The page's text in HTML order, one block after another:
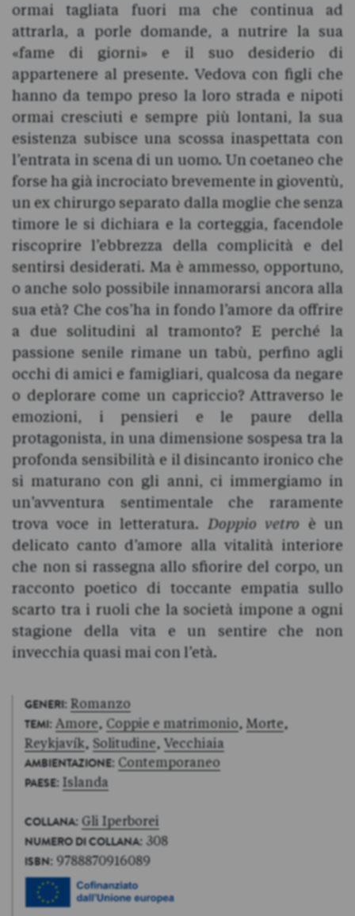
ormai tagliata fuori ma che continua ad
attrarla, a porle domande, a nutrire la sua
«fame di giorni» e il suo desiderio di
appartenere al presente. Vedova con figli che
hanno da tempo preso la loro strada e nipoti
ormai cresciuti e sempre più lontani, la sua
esistenza subisce una scossa inaspettata con
l’entrata in scena di un uomo. Un coetaneo che
forse ha già incrociato brevemente in gioventù,
un ex chirurgo separato dalla moglie che senza
timore le si dichiara e la corteggia, facendole
riscoprire l’ebbrezza della complicità e del
sentirsi desiderati. Ma è ammesso, opportuno,
o anche solo possibile innamorarsi ancora alla
sua età? Che cos’ha in fondo l’amore da offrire
a due solitudini al tramonto? E perché la
passione senile rimane un tabù, perfino agli
occhi di amici e famigliari, qualcosa da negare
o deplorare come un capriccio? Attraverso le
emozioni, i pensieri e le paure della
protagonista, in una dimensione sospesa tra la
profonda sensibilità e il disincanto ironico che
si maturano con gli anni, ci immergiamo in
un’avventura sentimentale che raramente
trova voce in letteratura. Doppio vetro è un
delicato canto d’amore alla vitalità interiore
che non si rassegna allo sfiorire del corpo, un
racconto poetico di toccante empatia sullo
scarto tra i ruoli che la società impone a ogni
stagione della vita e un sentire che non
invecchia quasi mai con l’età.
GENERI: Romanzo
TEMI: Amore, Coppie e matrimonio, Morte,
Reykjavík, Solitudine, Vecchiaia
AMBIENTAZIONE: Contemporaneo
PAESE: Islanda
COLLANA: Gli Iperborei
NUMERO DI COLLANA: 308
ISBN: 9788870916089